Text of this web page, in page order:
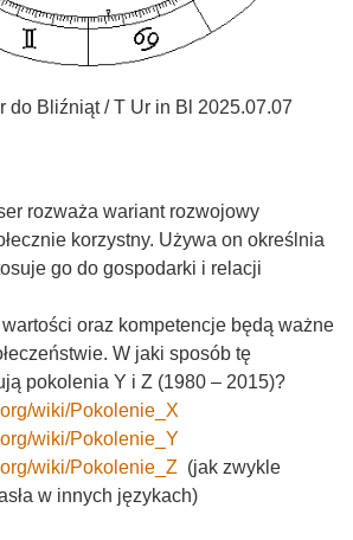
do Bliźniąt / T Ur in Bl 2025.07.07
rozważa wariant rozwojowy
korzystny. Używa on określnia
go do gospodarki i relacji
oraz kompetencje będą ważne
W jaki sposób tę
pokolenia Y i Z (1980 – 2015)?
wiki/Pokolenie_X
wiki/Pokolenie_Y
wiki/Pokolenie_Z (jak zwykle
w innych językach)